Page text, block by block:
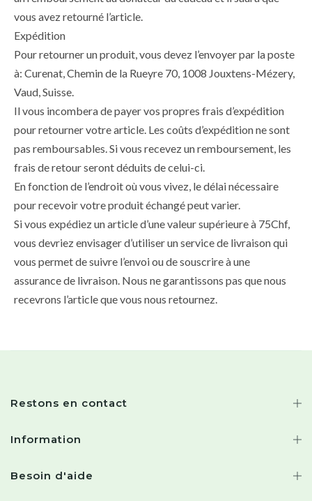
vous avez retourné l’article.
Expédition
Pour retourner un produit, vous devez l’envoyer par la poste
à: Curenat,Chemin de la Rueyre 70, 1008 Jouxtens-Mézery,
Vaud, Suisse.
Il vous incombera de payer vos propres frais d’expédition
pour retourner votre article. Les coûts d’expédition ne sont
pas remboursables. Si vous recevez un remboursement, les
frais de retour seront déduits de celui-ci.
En fonction de l’endroit où vous vivez, le délai nécessaire
pour recevoir votre produit échangé peut varier.
Si vous expédiez un article d’une valeur supérieure à 75Chf,
vous devriez envisager d’utiliser un service de livraison qui
vous permet de suivre l’envoi ou de souscrire à une
assurance de livraison. Nous ne garantissons pas que nous
recevrons l’article que vous nous retournez.
Restons en contact
Information
Besoin d'aide